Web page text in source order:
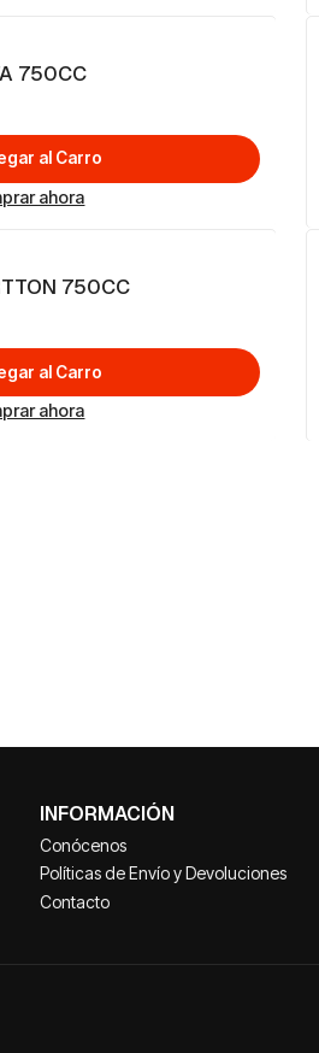
750CC
al Carro
ahora
750CC
al Carro
ahora
INFORMACIÓN
Conócenos
Políticas de Envío y Devoluciones
Contacto